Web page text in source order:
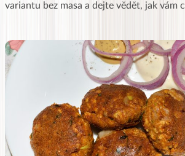
variantu bez masa a dejte vědět, jak vám